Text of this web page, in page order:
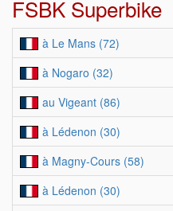
FSBK Superbike
à Le Mans (72)
à Nogaro (32)
au Vigeant (86)
à Lédenon (30)
à Magny-Cours (58)
à Lédenon (30)